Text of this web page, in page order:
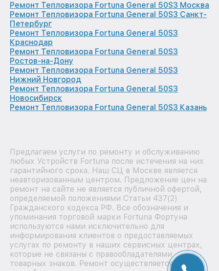
Ремонт Тепловизора Fortuna General 50S3 Москва
Ремонт Тепловизора Fortuna General 50S3 Санкт-
Петербург
Ремонт Тепловизора Fortuna General 50S3
Краснодар
Ремонт Тепловизора Fortuna General 50S3
Ростов-на-Дону
Ремонт Тепловизора Fortuna General 50S3
Нижний Новгород
Ремонт Тепловизора Fortuna General 50S3
Новосибирск
Ремонт Тепловизора Fortuna General 50S3 Казань
Предлагаем услуги по ремонту и обслуживанию
любых Устройств Fortuna после истечения на них
гарантийного срока. Наш СЦ в Москве является
неавторизованным центром. Предложение цен на
ремонт на сайте не является публичной офертой,
определяемой положениями Статьи 437(2)
Гражданского кодекса РФ. Все обозначения и
упоминания торговой марки Fortuna Фортуна
используются нами исключительно для
информирования клиентов о предоставляемых
услугах по ремонту в наших сервисных центрах,
которые не связаны с правообладателями
товарных знаков. Ремонт осуществляется для